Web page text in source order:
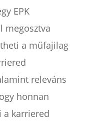
EPK
megosztva
a műfajilag
releváns
honnan
a karriered